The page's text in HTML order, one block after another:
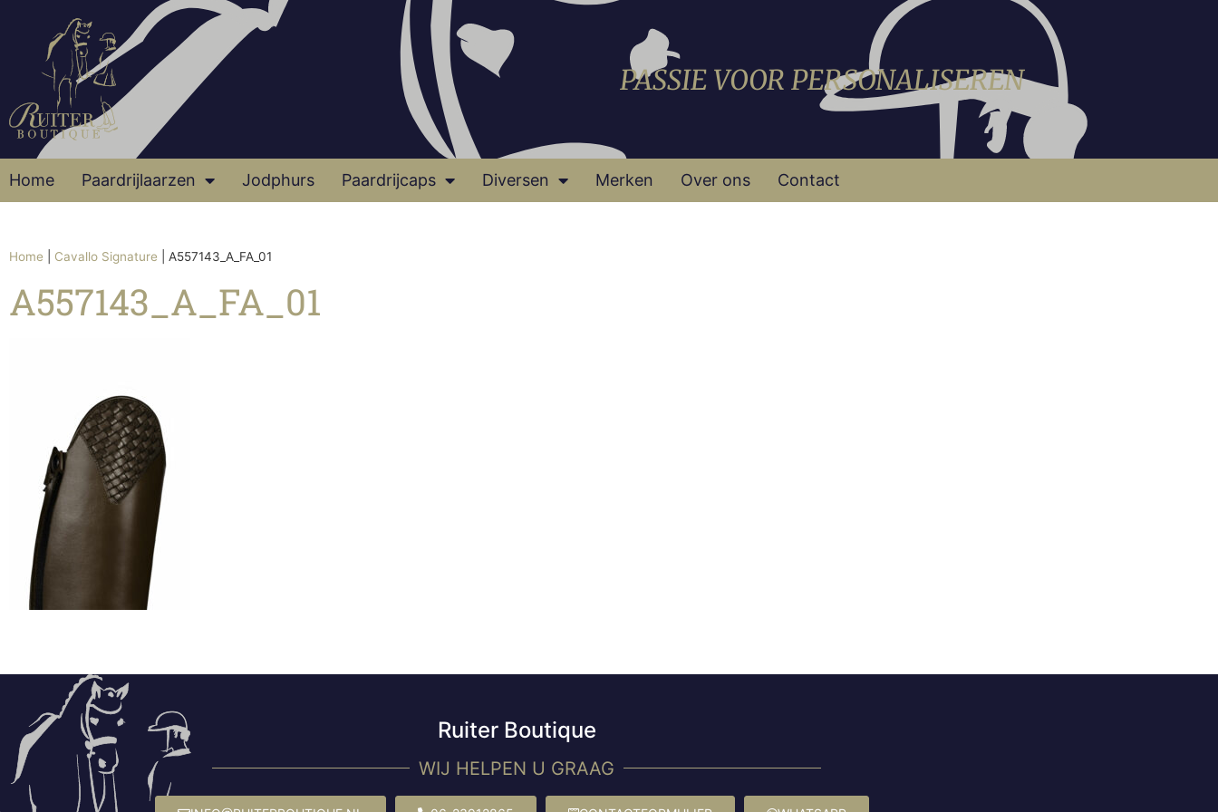
PASSIE VOOR PERSONALISEREN
Home Paardrijlaarzen Jodphurs Paardrijcaps Diversen Merken Over ons Contact
Home Cavallo Signature A557143_A_FA_01
A557143_A_FA_01
Ruiter Boutique
WIJ HELPEN U GRAAG